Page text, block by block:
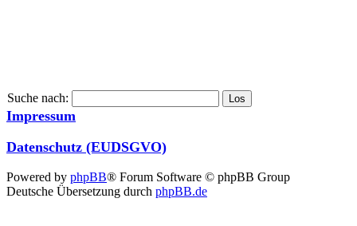
Suche nach:
Impressum
Datenschutz (EUDSGVO)
Powered by phpBB® Forum Software © phpBB Group
Deutsche Übersetzung durch phpBB.de